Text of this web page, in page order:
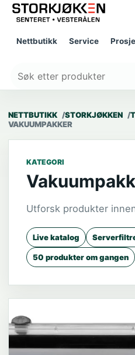
Nettbutikk Service
NETTBUTIKK STORKJØKKEN
VAKUUMPAKKER
KATEGORI
Utforsk produkter
Live katalog
50 produkter om gangen